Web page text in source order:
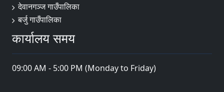
देवानगञ्ज गाउँपालिका
बर्जु गाउँपालिका
कार्यालय समय
09:00 AM - 5:00 PM (Monday to Friday)